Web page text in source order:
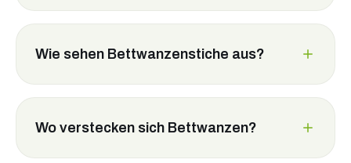
Wie sehen Bettwanzenstiche aus?
Wo verstecken sich Bettwanzen?